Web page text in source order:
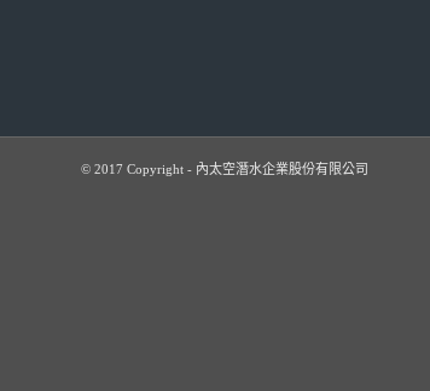
© 2017 Copyright - 內太空潛水企業股份有限公司